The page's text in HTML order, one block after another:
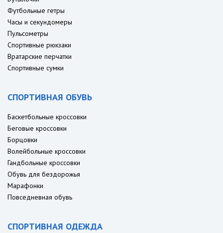
Футбольные гетры
Часы и секундомеры
Пульсометры
Спортивные рюкзаки
Вратарские перчатки
Спортивные сумки
СПОРТИВНАЯ ОБУВЬ
Баскетбольные кроссовки
Беговые кроссовки
Борцовки
Волейбольные кроссовки
Гандбольные кроссовки
Обувь для бездорожья
Марафонки
Повседневная обувь
СПОРТИВНАЯ ОДЕЖДА